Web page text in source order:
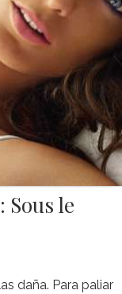
Sous le
daña. Para paliar